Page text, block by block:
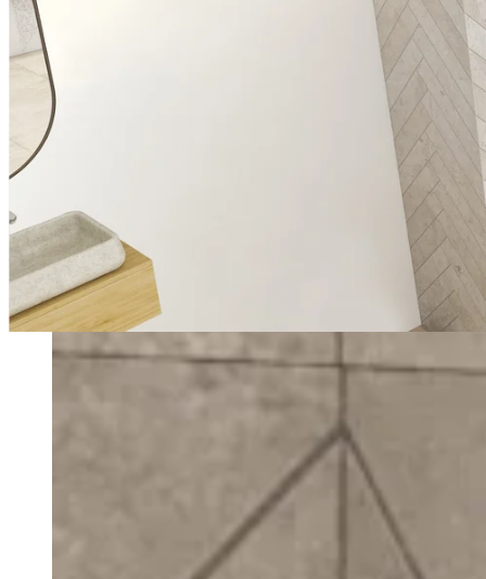
Douche à l'italienne Solo P
Solo P, chrome avec verre transparent
Solo P, gris-noir, granité (mat) avec verre transparent